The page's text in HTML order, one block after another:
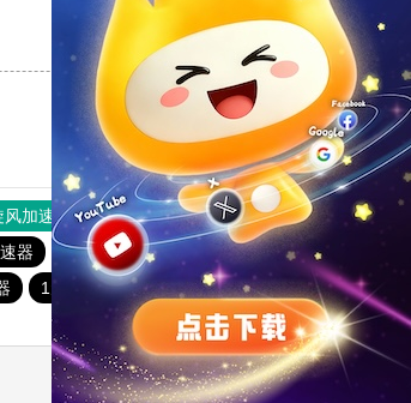
支持 反对 [0]
风加速度器
快连加速器
器 白鲸加速器 蚂蚁加速器
青柠加速器
1元机场 海鸥加速器
veee加速器
推荐